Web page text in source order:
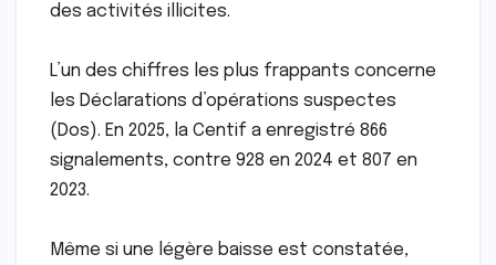
des activités illicites.
L’un des chiffres les plus frappants concerne
les Déclarations d’opérations suspectes
(Dos). En 2025, la Centif a enregistré 866
signalements, contre 928 en 2024 et 807 en
2023.
Même si une légère baisse est constatée,